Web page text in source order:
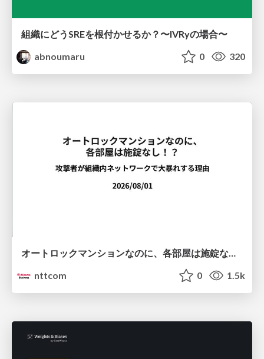
組織にどうSREを根付かせるか？〜IVRyの場合〜
abnoumaru
0 320
オートロックマンションなのに、各部屋は施錠なし！？ 攻撃者が組織内ネットワークで大暴れする理由 / The Front Door Is Locked, but the Rooms Are Wide Open: Why Attackers Move Freely Inside Enterprise Networks
nttcom
0 1.5k